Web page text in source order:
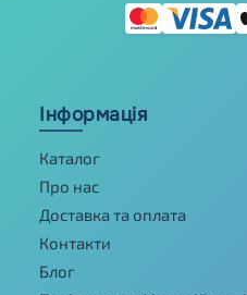
Інформація
Каталог
Про нас
Доставка та оплата
Контакти
Блог